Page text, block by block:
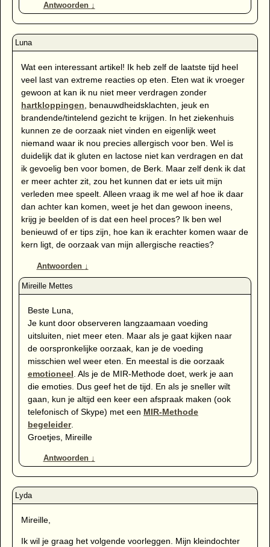
Antwoorden ↓
Wat een interessant artikel! Ik heb zelf de laatste tijd heel
veel last van extreme reacties op eten. Eten wat ik vroeger
gewoon at kan ik nu niet meer verdragen zonder
hartkloppingen, benauwdheidsklachten, jeuk en
brandende/tintelend gezicht te krijgen. In het ziekenhuis
kunnen ze de oorzaak niet vinden en eigenlijk weet
niemand waar ik nou precies allergisch voor ben. Wel is
duidelijk dat ik gluten en lactose niet kan verdragen en dat
ik gevoelig ben voor bomen, de Berk. Maar zelf denk ik dat
er meer achter zit, zou het kunnen dat er iets uit mijn
verleden mee speelt. Alleen vraag ik me wel af hoe ik daar
dan achter kan komen, weet je het dan gewoon ineens,
krijg je beelden of is dat een heel proces? Ik ben wel
benieuwd of er tips zijn, hoe kan ik erachter komen waar de
kern ligt, de oorzaak van mijn allergische reacties?
Antwoorden ↓
Beste Luna,
Je kunt door observeren langzaamaan voeding
uitsluiten, niet meer eten. Maar als je gaat kijken naar
de oorspronkelijke oorzaak, kan je de voeding
misschien wel weer eten. En meestal is die oorzaak
emotioneel . Als je de MIR-Methode doet, werk je aan
die emoties. Dus geef het de tijd. En als je sneller wilt
gaan, kun je altijd een keer een afspraak maken (ook
telefonisch of Skype) met een MIR-Methode
begeleider.
Groetjes, Mireille
Antwoorden ↓
Mireille,
Ik wil je graag het volgende voorleggen. Mijn kleindochter